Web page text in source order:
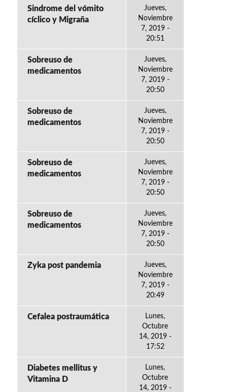
Sindrome del vómito
cíclico y Migraña
Jueves,
Noviembre
7, 2019 -
20:51
Sobreuso de
medicamentos
Jueves,
Noviembre
7, 2019 -
20:50
Sobreuso de
medicamentos
Jueves,
Noviembre
7, 2019 -
20:50
Sobreuso de
medicamentos
Jueves,
Noviembre
7, 2019 -
20:50
Sobreuso de
medicamentos
Jueves,
Noviembre
7, 2019 -
20:50
Zyka post pandemia
Jueves,
Noviembre
7, 2019 -
20:49
Cefalea postraumática
Lunes,
Octubre
14, 2019 -
17:52
Diabetes mellitus y
Vitamina D
Lunes,
Octubre
14, 2019 -